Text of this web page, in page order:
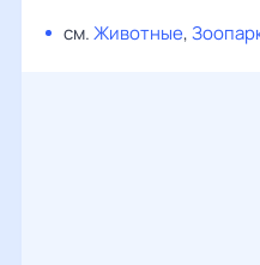
см.Животные,